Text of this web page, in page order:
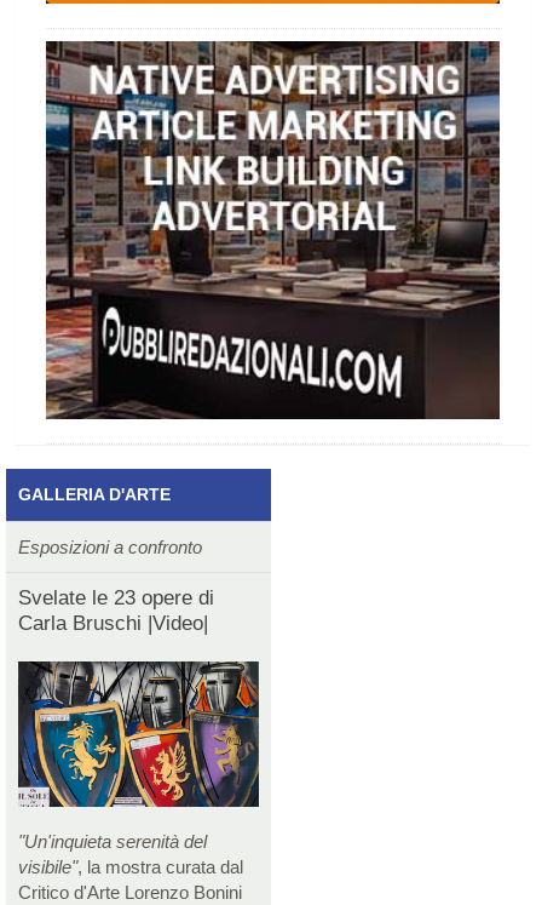
GALLERIA D'ARTE
Esposizioni a confronto
Svelate le 23 opere di
Carla Bruschi |Video|
"Un'inquieta serenità del
visibile", la mostra curata dal
Critico d'Arte Lorenzo Bonini